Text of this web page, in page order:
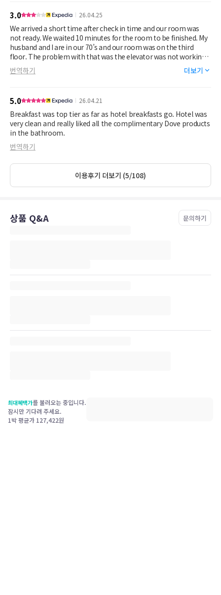
3.0 26.04.25
We arrived a short time after check in time and our room was
not ready. We waited 10 minutes for the room to be finished. My
husband and I are in our 70’s and our room was on the third
floor. The problem with that was the elevator was not working
and we had to make multiple trips to get everything carried up
to our room. When we went to breakfast the next morning, the
our entire stay.
번역하기 더보기
5.0 26.04.21
Breakfast was top tier as far as hotel breakfasts go. Hotel was
very clean and really liked all the complimentary Dove products
in the bathroom.
번역하기
이용후기 더보기 (5/108)
상품 Q&A 문의하기
최대혜택가를 불러오는 중입니다.
잠시만 기다려 주세요.
1박 평균가 127,422원